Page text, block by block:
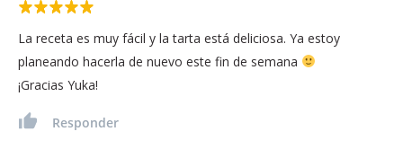
La receta es muy fácil y la tarta está deliciosa. Ya estoy
planeando hacerla de nuevo este fin de semana
¡Gracias Yuka!
Responder